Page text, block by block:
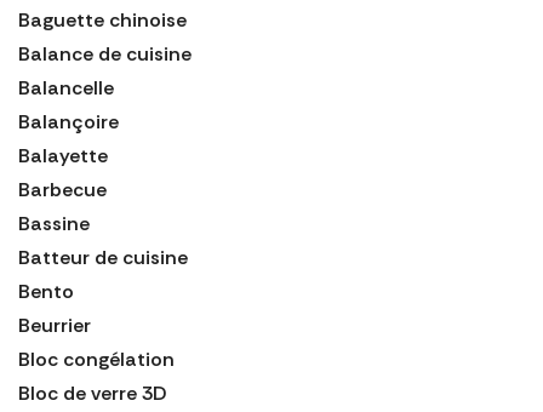
Baguette chinoise
Balance de cuisine
Balancelle
Balançoire
Balayette
Barbecue
Bassine
Batteur de cuisine
Bento
Beurrier
Bloc congélation
Bloc de verre 3D